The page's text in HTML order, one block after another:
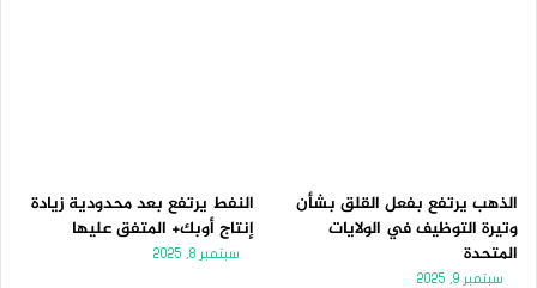
الذهب يرتفع بفعل القلق بشأن
وتيرة التوظيف في الولايات
المتحدة
سبتمبر 9, 2025
النفط يرتفع بعد محدودية زيادة
إنتاج أوبك+ المتفق عليها
سبتمبر 8, 2025